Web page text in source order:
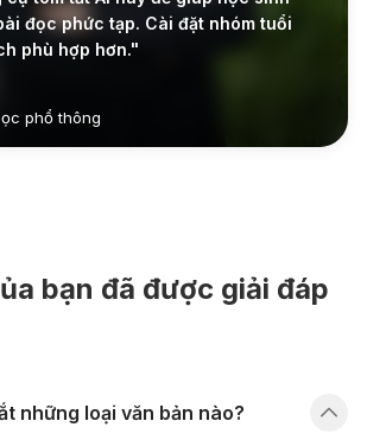
đọc phức tạp. Cài đặt nhóm tuổi
phù hợp hơn."
phổ thông
bạn đã được giải đáp
những loại văn bản nào?